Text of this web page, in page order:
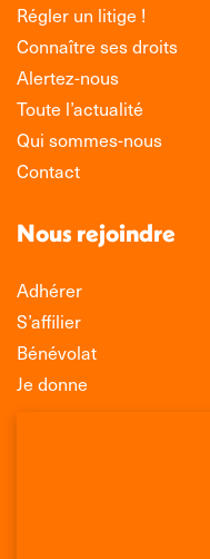
Régler un litige !
Connaître ses droits
Alertez-nous
Toute l’actualité
Qui sommes-nous
Contact
Nous rejoindre
Adhérer
S’affilier
Bénévolat
Je donne